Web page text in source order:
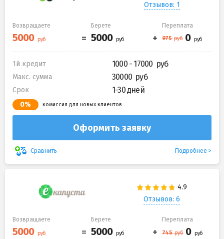
Отзывов: 1
Возвращаете Берете Переплата
1й кредит 1000 - 17000
Макс. сумма 30000
Срок 1-30 дней
0% комиссия для новых клиентов
Оформить заявку
Сравнить Подробнее
Отзывов: 6
Возвращаете Берете Переплата